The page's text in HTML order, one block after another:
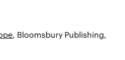
, Bloomsbury Publishing,